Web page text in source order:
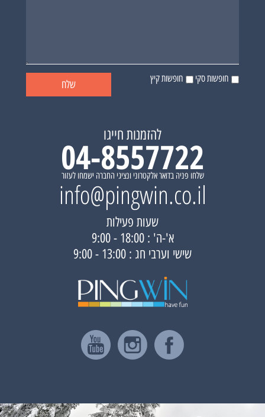
חופשות סקי חופשות קיץ
להזמנות חייגו
04-8557722
שלחו פניה בדואר אלקטרוני ונציגי החברה ישמחו לעזור
info@pingwin.co.il
שעות פעילות
א'-ה' : 18:00 - 9:00
שישי וערבי חג : 13:00 - 9:00